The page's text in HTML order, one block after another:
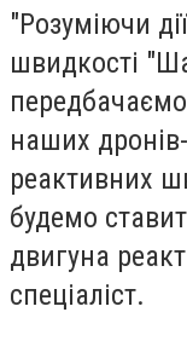
"Розуміючи
швидкості
наших
реактивних
будемо
двигуна
спеціаліст.